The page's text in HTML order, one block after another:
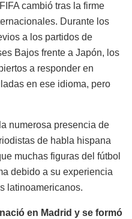
cambió tras la firme
Durante los
a los partidos de
Bajos frente a Japón, los
a responder en
en ese idioma, pero
numerosa presencia de
de habla hispana
muchas figuras del fútbol
debido a su experiencia
latinoamericanos.
en Madrid y se formó